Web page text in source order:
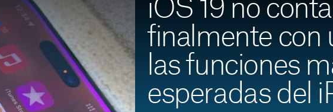
iOS 19 no
finalmente con
las funciones
esperadas del